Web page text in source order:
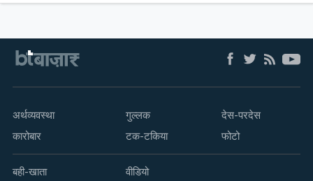
अर्थव्यवस्था
कारोबार
गुल्लक
टक-टकिया
देस-परदेस
फोटो
बही-खाता वीडियो